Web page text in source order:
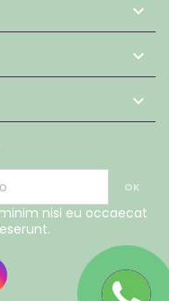



nisi eu occaecat